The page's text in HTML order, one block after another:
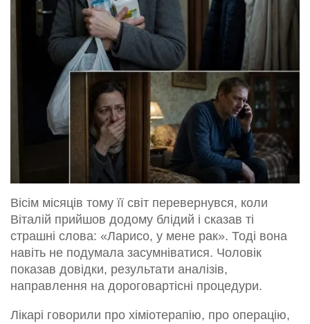
Вісім місяців тому її світ перевернувся, коли
Віталій прийшов додому блідий і сказав ті
страшні слова: «Ларисо, у мене рак». Тоді вона
навіть не подумала засумніватися. Чоловік
показав довідки, результати аналізів,
направлення на дороговартісні процедури.
Лікарі говорили про хіміотерапію, про операцію,